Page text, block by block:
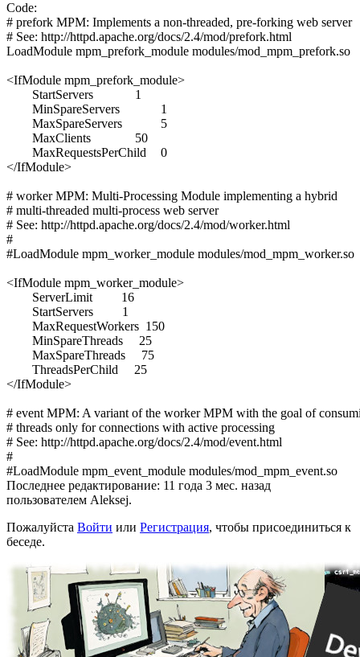
Code:
# prefork MPM: Implements a non-threaded, pre-forking web server
# See: http://httpd.apache.org/docs/2.4/mod/prefork.html
LoadModule mpm_prefork_module modules/mod_mpm_prefork.so
<IfModule mpm_prefork_module>
</IfModule>
# worker MPM: Multi-Processing Module implementing a hybrid
# multi-threaded multi-process web server
# See: http://httpd.apache.org/docs/2.4/mod/worker.html
#
#LoadModule mpm_worker_module modules/mod_mpm_worker.so
<IfModule mpm_worker_module>
</IfModule>
# event MPM: A variant of the worker MPM with the goal of
# threads only for connections with active processing
# See: http://httpd.apache.org/docs/2.4/mod/event.html
#
#LoadModule mpm_event_module modules/mod_mpm_event.so
Последнее редактирование: 11 года 3 мес. назад
пользователем Aleksej.
Пожалуйста Войти или Регистрация, чтобы присоединиться к
беседе.